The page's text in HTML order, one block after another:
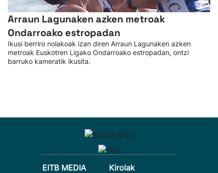
Arraun Lagunaken azken metroak
Ondarroako estropadan
Ikusi berriro nolakoak izan diren Arraun Lagunaken azken
metroak Euskotren Ligako Ondarroako estropadan, ontzi
barruko kameratik ikusita.
EITB MEDIA
Kirolak